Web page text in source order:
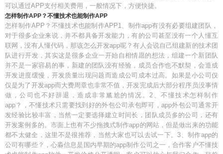
可以通过APP支付相关费用，一般情况下，方便快捷。
怎样制作APP？不懂技术也能制作APP
怎样制作APP？不懂技术也能制作APP1、制作app有没有必要组建团队，
对于很多企业来说，并不都具备开发能力，有的公司甚至没有一个人懂互
联网，没有人懂代码，那该怎么开发app呢？有人会说自己组建新的技术团
队进行开发，其实这是很多企业一开始自相情愿的想法，组建一个新团队
并不是一家容易的事，新建的团队没有经验，成员合作也不默契，会造成
开发进度缓慢，开发质量出现问题而造成公司成本过高。如果是小公司仅
仅是为了开发app而大费周章也非常不值，开发完成后大部分程序员没事情
做，公司也不好辞退，造成非常尴尬的情况。2、不懂技术怎样制作
app？，不懂技术只需要找到好的外包公司承包即可，app外包公司通常开
发经验比较丰富，当然一定要选择建立时间长，团队成员多的公司，还有
开发案例多的。市面上也有不少拖拽式制作app的网站，但是做出来的功能
都不太健全，这里不是很推荐，当然大家也可以去试一下。3、制作app的
公司有哪些？，心淼信息是国内早期的app制作公司之一，合作客户不懂技